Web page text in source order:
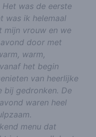
was de eerste
was ik helemaal
mijn vrouw en we
door met
warm,
het begin
van heerlijke
bij gedronken. De
waren heel
menu dat